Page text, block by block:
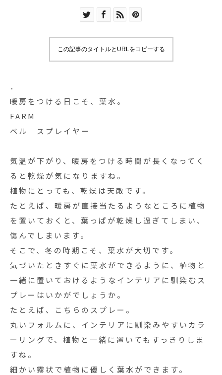
この記事のタイトルとURLをコピーする
．
暖房をつける日こそ、葉水。
FARM
ベル スプレイヤー
気温が下がり、暖房をつける時間が長くなってく
ると乾燥が気になりますね。
植物にとっても、乾燥は天敵です。
たとえば、暖房が直接当たるようなところに植物
を置いておくと、葉っぱが乾燥し過ぎてしまい、
傷んでしまいます。
そこで、冬の時期こそ、葉水が大切です。
気づいたときすぐに葉水ができるように、植物と
一緒に置いておけるようなインテリアに馴染むス
プレーはいかがでしょうか。
たとえば、こちらのスプレー。
丸いフォルムに、インテリアに馴染みやすいカラ
ーリングで、植物と一緒に置いてもすっきりしま
すね。
細かい霧状で植物に優しく葉水ができます。